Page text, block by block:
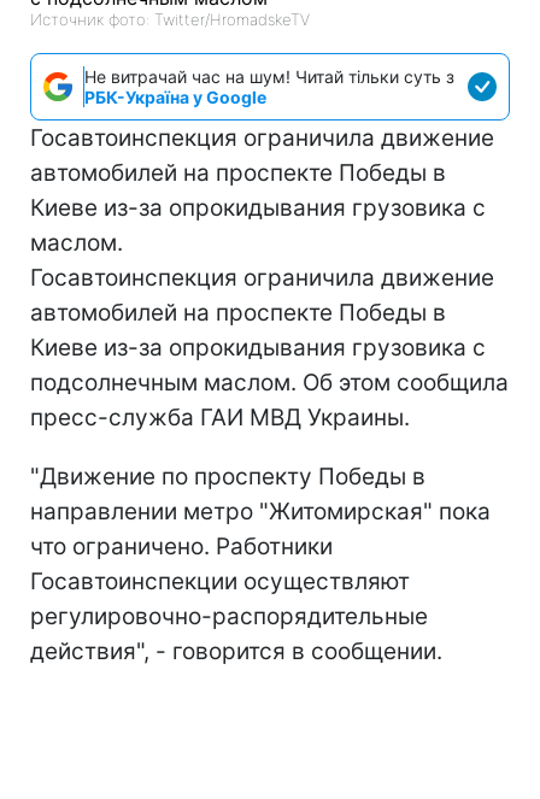
Источник фото: Twitter/HromadskeTV
Не витрачай час на шум! Читай тільки суть з
РБК-Україна у Google
Госавтоинспекция ограничила движение
автомобилей на проспекте Победы в
Киеве из-за опрокидывания грузовика с
маслом.
Госавтоинспекция ограничила движение
автомобилей на проспекте Победы в
Киеве из-за опрокидывания грузовика с
подсолнечным маслом. Об этом сообщила
пресс-служба ГАИ МВД Украины.
"Движение по проспекту Победы в
направлении метро "Житомирская" пока
что ограничено. Работники
Госавтоинспекции осуществляют
регулировочно-распорядительные
действия", - говорится в сообщении.